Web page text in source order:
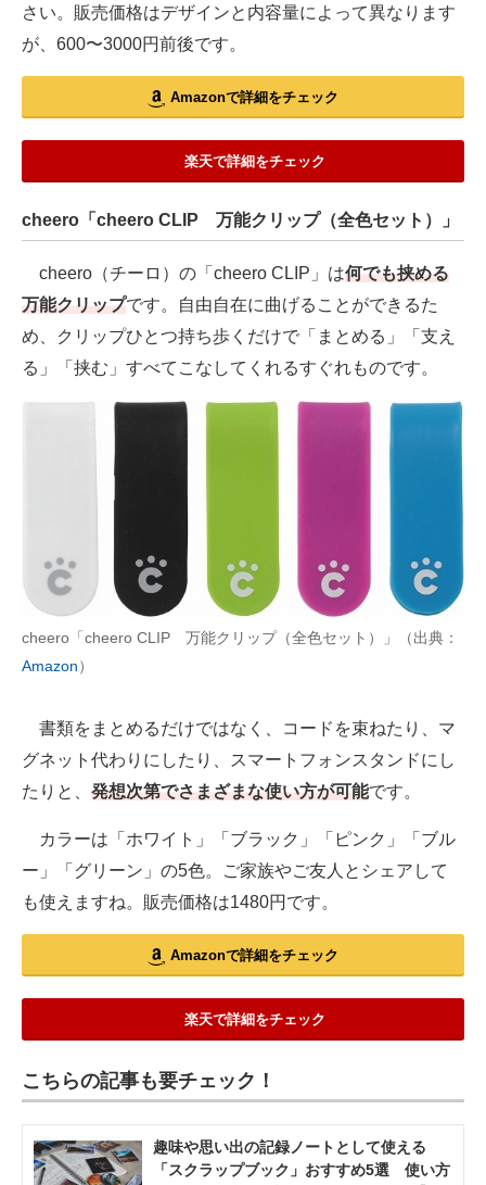
さい。販売価格はデザインと内容量によって異なります
が、600〜3000円前後です。
Amazonで詳細をチェック
楽天で詳細をチェック
cheero「cheero CLIP 万能クリップ（全色セット）」
cheero（チーロ）の「cheero CLIP」は何でも挟める
万能クリップです。自由自在に曲げることができるた
め、クリップひとつ持ち歩くだけで「まとめる」「支え
る」「挟む」すべてこなしてくれるすぐれものです。
cheero「cheero CLIP 万能クリップ（全色セット）」（出典：
Amazon）
書類をまとめるだけではなく、コードを束ねたり、マ
グネット代わりにしたり、スマートフォンスタンドにし
たりと、 発想次第でさまざまな使い方が可能です。
カラーは「ホワイト」「ブラック」「ピンク」「ブル
ー」「グリーン」の5色。ご家族やご友人とシェアして
も使えますね。販売価格は1480円です。
Amazonで詳細をチェック
楽天で詳細をチェック
こちらの記事も要チェック！
趣味や思い出の記録ノートとして使える
「スクラップブック」おすすめ5選 使い方